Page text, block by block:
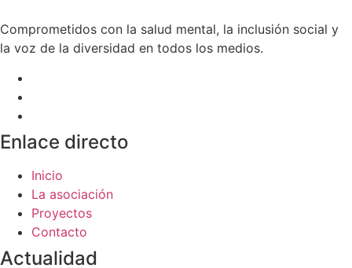
Comprometidos con la salud mental, la inclusión social y
la voz de la diversidad en todos los medios.
Enlace directo
Inicio
La asociación
Proyectos
Contacto
Actualidad